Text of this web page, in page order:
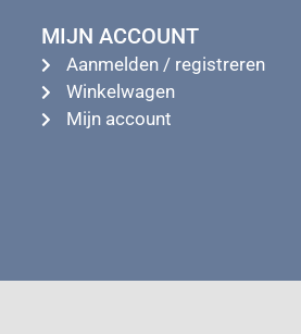
MIJN ACCOUNT
Aanmelden / registreren
Winkelwagen
Mijn account